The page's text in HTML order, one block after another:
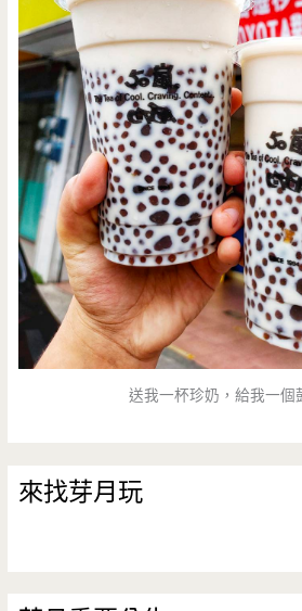
送我一杯珍奶，給我一個
來找芽月玩